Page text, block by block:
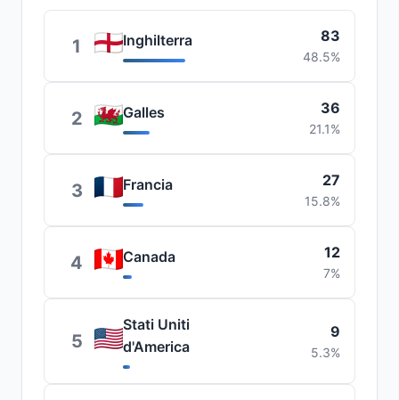
1 Inghilterra 83
48.5%
2 Galles 36
21.1%
3 Francia 27
15.8%
4 Canada 12
7%
5
Stati Uniti
d'America
9
5.3%